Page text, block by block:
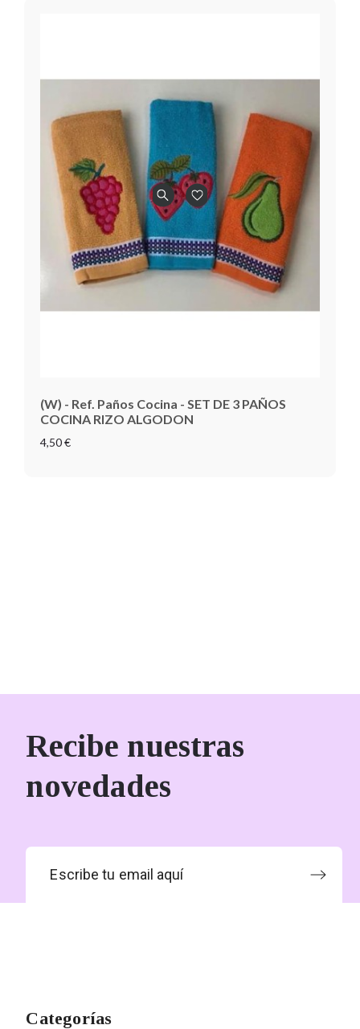
(W) - Ref. Paños Cocina - SET DE 3 PAÑOS
COCINA RIZO ALGODON
4,50 €
Recibe nuestras
novedades
Categorías